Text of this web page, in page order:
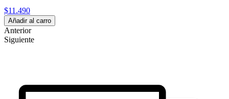
$11.490
Añadir al carro
Anterior
Siguiente